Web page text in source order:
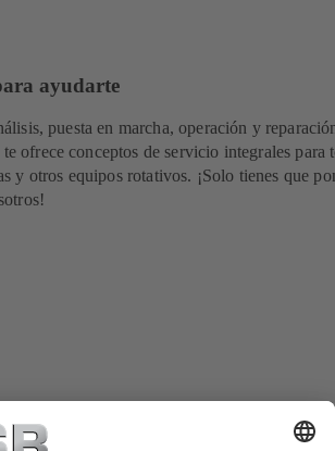
ayudarte
puesta en marcha, operación y
ofrece conceptos de servicio integrales para
y otros equipos rotativos. ¡Solo tienes que